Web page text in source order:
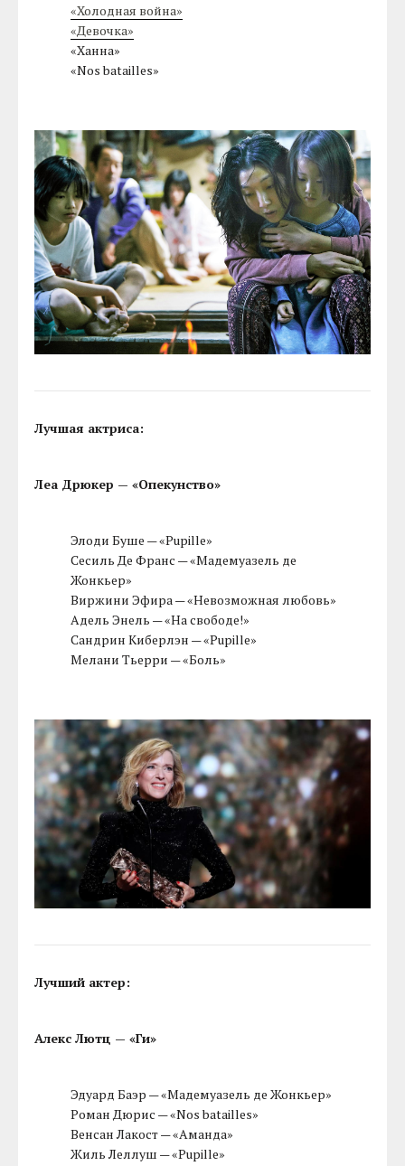
«Холодная война»
«Девочка»
«Ханна»
«Nos batailles»
Лучшая актриса:
Леа Дрюкер — «Опекунство»
Элоди Буше — «Pupille»
Сесиль Де Франс — «Мадемуазель де
Жонкьер»
Виржини Эфира — «Невозможная любовь»
Адель Энель — «На свободе!»
Сандрин Киберлэн — «Pupille»
Мелани Тьерри — «Боль»
Лучший актер:
Алекс Лютц — «Ги»
Эдуард Баэр — «Мадемуазель де Жонкьер»
Роман Дюрис — «Nos batailles»
Венсан Лакост — «Аманда»
Жиль Леллуш — «Pupille»